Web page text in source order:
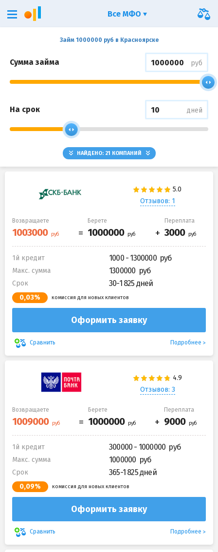
Займ 1000000 руб в Красноярске
Сумма займа руб
На срок дней
НАЙДЕНО: 21 КОМПАНИЙ
Отзывов: 1
Возвращаете Берете Переплата
1й кредит 1000 - 1300000
Макс. сумма 1300000
Срок 30-1 825 дней
0,03% комиссия для новых клиентов
Оформить заявку
Сравнить Подробнее
Отзывов: 3
Возвращаете Берете Переплата
1й кредит 300000 - 1000000
Макс. сумма 1000000
Срок 365-1 825 дней
0,09% комиссия для новых клиентов
Оформить заявку
Сравнить Подробнее
Все МФО